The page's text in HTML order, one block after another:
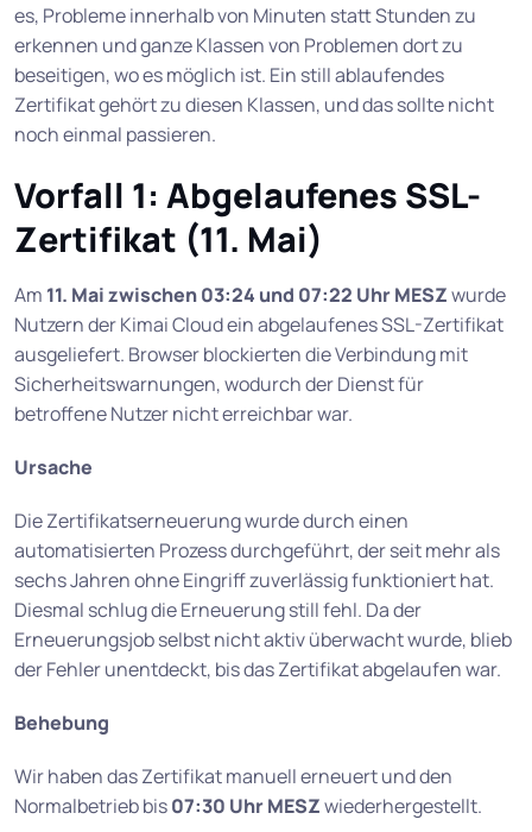
es, Probleme innerhalb von Minuten statt Stunden zu
erkennen und ganze Klassen von Problemen dort zu
beseitigen, wo es möglich ist. Ein still ablaufendes
Zertifikat gehört zu diesen Klassen, und das sollte nicht
noch einmal passieren.
Vorfall 1: Abgelaufenes SSL-
Zertifikat (11. Mai)
Am 11. Mai zwischen 03:24 und 07:22 Uhr MESZwurde
Nutzern der Kimai Cloud ein abgelaufenes SSL-Zertifikat
ausgeliefert. Browser blockierten die Verbindung mit
Sicherheitswarnungen, wodurch der Dienst für
betroffene Nutzer nicht erreichbar war.
Ursache
Die Zertifikatserneuerung wurde durch einen
automatisierten Prozess durchgeführt, der seit mehr als
sechs Jahren ohne Eingriff zuverlässig funktioniert hat.
Diesmal schlug die Erneuerung still fehl. Da der
Erneuerungsjob selbst nicht aktiv überwacht wurde, blieb
der Fehler unentdeckt, bis das Zertifikat abgelaufen war.
Behebung
Wir haben das Zertifikat manuell erneuert und den
Normalbetrieb bis07:30 Uhr MESZwiederhergestellt.